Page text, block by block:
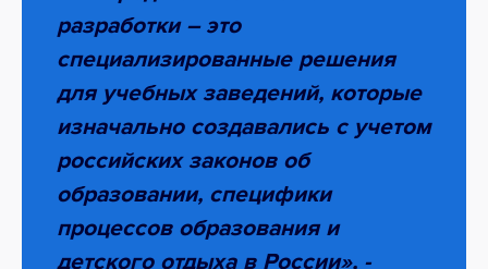
разработки – это
специализированные решения
для учебных заведений, которые
изначально создавались с учетом
российских законов об
образовании, специфики
процессов образования и
детского отдыха в России», -